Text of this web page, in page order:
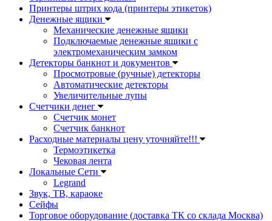
Принтеры штрих кода (принтеры этикеток)
Денежные ящики
Механические денежные ящики
Подключаемые денежные ящики с
электромеханическим замком
Детекторы банкнот и документов
Просмотровые (ручные) детекторы
Автоматические детекторы
Увеличительные лупы
Счетчики денег
Счетчик монет
Счетчик банкнот
Расходные материалы цену уточняйте!!!
Термоэтикетка
Чековая лента
Локальные Сети
Legrand
Звук, ТВ, караоке
Сейфы
Торговое оборудование (доставка ТК со склада Москва)